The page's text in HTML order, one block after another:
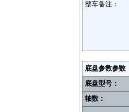
整车备注：
底盘参数参数
底盘型号：
轴数：